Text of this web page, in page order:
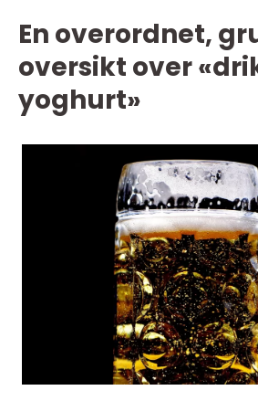
En overordnet,
oversikt over
yoghurt»